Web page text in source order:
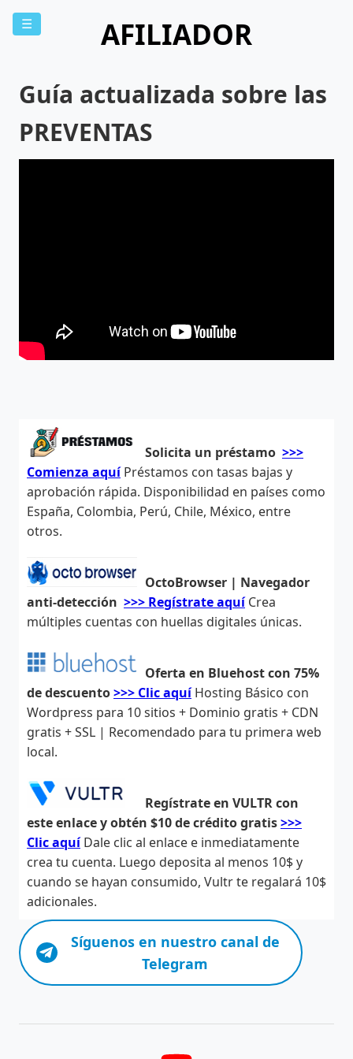
☰ AFILIADOR
Guía actualizada sobre las
PREVENTAS
Solicita un préstamo >>>
Comienza aquíPréstamos con tasas bajas y
aprobación rápida. Disponibilidad en países como
España, Colombia, Perú, Chile, México, entre
otros.
OctoBrowser | Navegador
anti-detección >>> Regístrate aquíCrea
múltiples cuentas con huellas digitales únicas.
Oferta en Bluehost con 75%
de descuento>>> Clic aquíHosting Básico con
Wordpress para 10 sitios + Dominio gratis + CDN
gratis + SSL | Recomendado para tu primera web
local.
Regístrate en VULTR con
este enlace y obtén $10 de crédito gratis>>>
Clic aquíDale clic al enlace e inmediatamente
crea tu cuenta. Luego deposita al menos 10$ y
cuando se hayan consumido, Vultr te regalará 10$
adicionales.
Síguenos en nuestro canal de
Telegram